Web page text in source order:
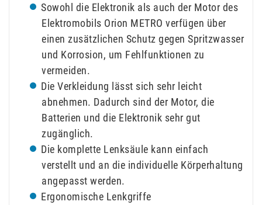
Sowohl die Elektronik als auch der Motor des
Elektromobils Orion METRO verfügen über
einen zusätzlichen Schutz gegen Spritzwasser
und Korrosion, um Fehlfunktionen zu
vermeiden.
Die Verkleidung lässt sich sehr leicht
abnehmen. Dadurch sind der Motor, die
Batterien und die Elektronik sehr gut
zugänglich.
Die komplette Lenksäule kann einfach
verstellt und an die individuelle Körperhaltung
angepasst werden.
Ergonomische Lenkgriffe